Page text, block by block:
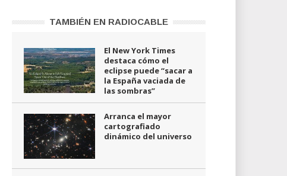
TAMBIÉN EN RADIOCABLE
El New York Times
destaca cómo el
eclipse puede “sacar a
la España vaciada de
las sombras”
Arranca el mayor
cartografiado
dinámico del universo